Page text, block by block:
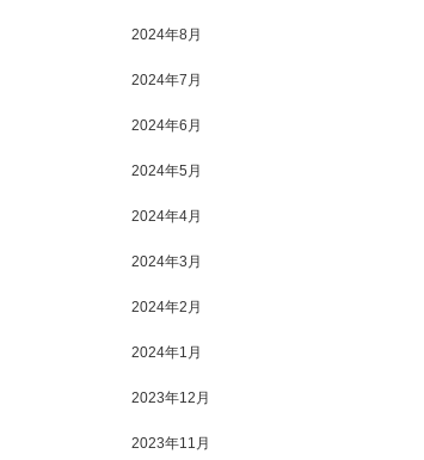
2024年8月
2024年7月
2024年6月
2024年5月
2024年4月
2024年3月
2024年2月
2024年1月
2023年12月
2023年11月